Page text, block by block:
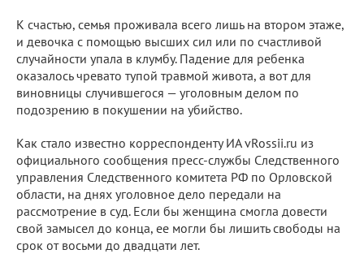
К счастью, семья проживала всего лишь на втором этаже,
и девочка с помощью высших сил или по счастливой
случайности упала в клумбу. Падение для ребенка
оказалось чревато тупой травмой живота, а вот для
виновницы случившегося — уголовным делом по
подозрению в покушении на убийство.
Как стало известно корреспонденту ИА vRossii.ru из
официального сообщения пресс-службы Следственного
управления Следственного комитета РФ по Орловской
области, на днях уголовное дело передали на
рассмотрение в суд. Если бы женщина смогла довести
свой замысел до конца, ее могли бы лишить свободы на
срок от восьми до двадцати лет.